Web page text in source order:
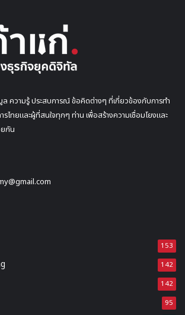
ความรู้ ประสบการณ์ ข้อคิดต่างๆ ที่เกี่ยวข้องกับการทำ
ไทยและผู้ที่สนใจทุกๆ ท่าน เพื่อสร้างความเชื่อมโยงและ
ยกัน
153
142
142
95